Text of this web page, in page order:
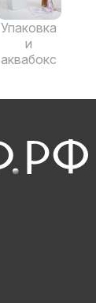
Упаковка
и
аквабокс